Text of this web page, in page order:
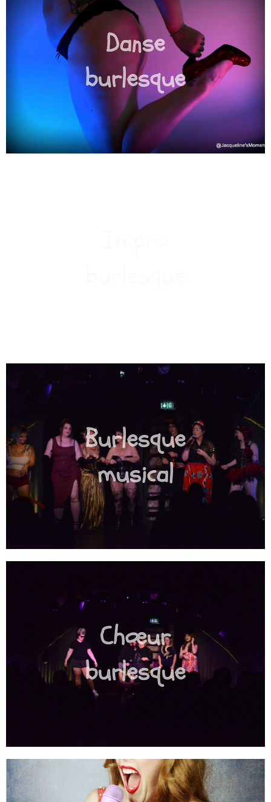
Danse
burlesque
Burlesque
musical
Chœur
burlesque